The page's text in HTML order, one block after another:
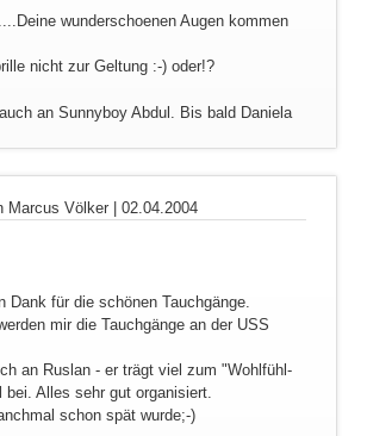
wunderschoenen Augen kommen
nicht zur Geltung :-) oder!?
auch an Sunnyboy Abdul. Bis bald Daniela
Marcus Völker | 02.04.2004
Dank für die schönen Tauchgänge.
mir die Tauchgänge an der USS
an Ruslan - er trägt viel zum "Wohlfühl-
bei. Alles sehr gut organisiert.
schon spät wurde;-)